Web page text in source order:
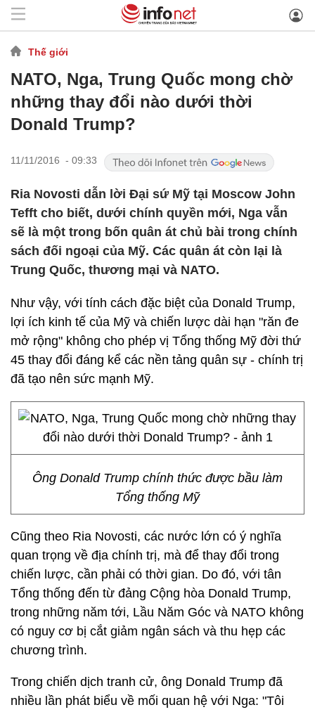
Thế giới
NATO, Nga, Trung Quốc mong chờ
những thay đổi nào dưới thời
Donald Trump?
11/11/2016 - 09:33
Ria Novosti dẫn lời Đại sứ Mỹ tại Moscow John
Tefft cho biết, dưới chính quyền mới, Nga vẫn
sẽ là một trong bốn quân át chủ bài trong chính
sách đối ngoại của Mỹ. Các quân át còn lại là
Trung Quốc, thương mại và NATO.
Như vậy, với tính cách đặc biệt của Donald Trump,
lợi ích kinh tế của Mỹ và chiến lược dài hạn "răn đe
mở rộng" không cho phép vị Tổng thống Mỹ đời thứ
45 thay đổi đáng kể các nền tảng quân sự - chính trị
đã tạo nên sức mạnh Mỹ.
Ông Donald Trump chính thức được bầu làm
Tổng thống Mỹ
Cũng theo Ria Novosti, các nước lớn có ý nghĩa
quan trọng về địa chính trị, mà để thay đổi trong
chiến lược, cần phải có thời gian. Do đó, với tân
Tổng thống đến từ đảng Cộng hòa Donald Trump,
trong những năm tới, Lầu Năm Góc và NATO không
có nguy cơ bị cắt giảm ngân sách và thu hẹp các
chương trình.
Trong chiến dịch tranh cử, ông Donald Trump đã
nhiều lần phát biểu về mối quan hệ với Nga: "Tôi